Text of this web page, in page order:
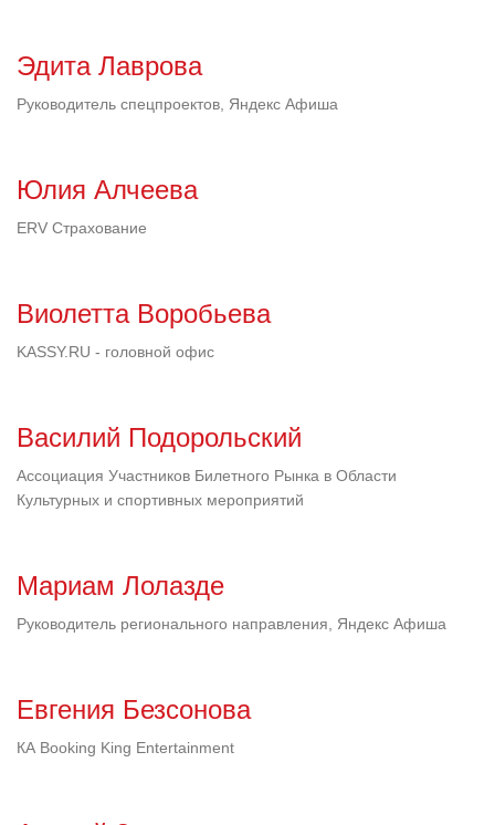
Эдита Лаврова
Руководитель спецпроектов, Яндекс Афиша
Юлия Алчеева
ERV Страхование
Виолетта Воробьева
KASSY.RU - головной офис
Василий Подорольский
Ассоциация Участников Билетного Рынка в Области
Культурных и спортивных мероприятий
Мариам Лолазде
Руководитель регионального направления, Яндекс Афиша
Евгения Безсонова
КА Booking King Entertainment